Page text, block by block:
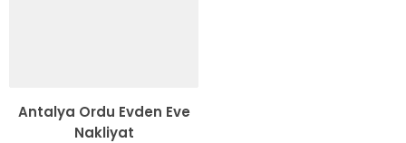
Antalya Ordu Evden Eve
Nakliyat